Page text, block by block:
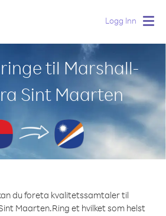
Logg Inn
til Marshall-
Sint Maarten
du foreta kvalitetssamtaler til
Maarten.Ring et hvilket som helst